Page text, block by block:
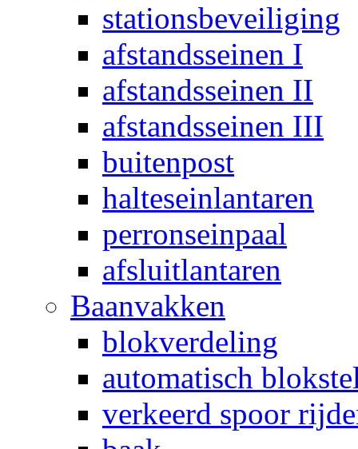
stationsbeveiliging
afstandsseinen I
afstandsseinen II
afstandsseinen III
buitenpost
halteseinlantaren
perronseinpaal
afsluitlantaren
Baanvakken
blokverdeling
automatisch
verkeerd spoor